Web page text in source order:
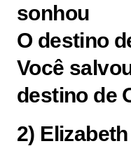
sonhou
O destino
Você
destino de
2)